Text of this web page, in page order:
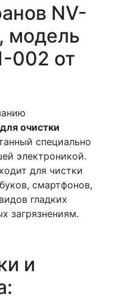
NV-
модель
002 от
очистки
специально
электроникой.
для чистки
смартфонов,
гладких
загрязнениям.
и